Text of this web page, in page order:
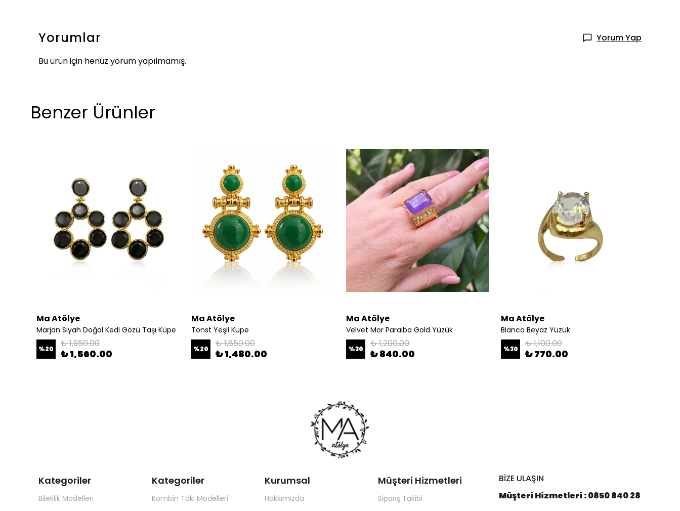
Yorumlar
Yorum Yap
Bu ürün için henüz yorum yapılmamış.
Benzer Ürünler
Ma Atölye
Marjan Siyah Doğal Kedi Gözü Taşı Küpe
%20 ₺ 1,950.00
₺ 1,560.00
Ma Atölye
Tonst Yeşil Küpe
%20 ₺ 1,850.00
₺ 1,480.00
Ma Atölye
Velvet Mor Paraiba Gold Yüzük
%30 ₺ 1,200.00
₺ 840.00
Ma Atölye
Bianco Beyaz Yüzük
%30 ₺ 1,100.00
₺ 770.00
Kategoriler
Bileklik Modelleri
Kategoriler
Kombin Takı Modelleri
Kurumsal
Hakkımızda
Müşteri Hizmetleri
Sipariş Takibi
BİZE ULAŞIN
Müşteri Hizmetleri : 0850 840 28